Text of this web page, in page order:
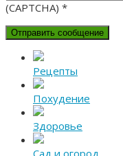
(CAPTCHA) *
Рецепты
Похудение
Здоровье